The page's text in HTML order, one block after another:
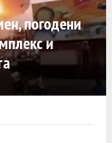
погодени
и